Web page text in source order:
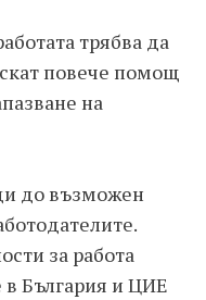
трябва да
повече помощ
на
до възможен
за работа
в България и ЦИЕ